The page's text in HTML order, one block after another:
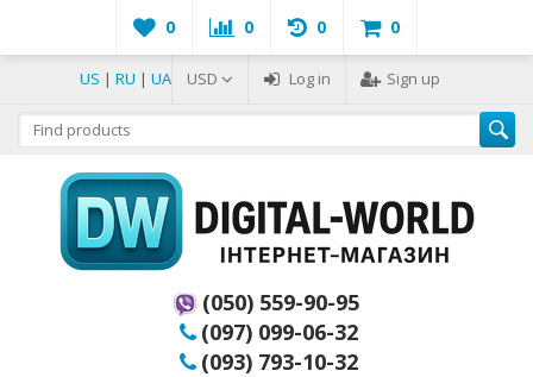
0 0 0 0
US | RU | UA USD Log in Sign up
(050) 559-90-95
(097) 099-06-32
(093) 793-10-32